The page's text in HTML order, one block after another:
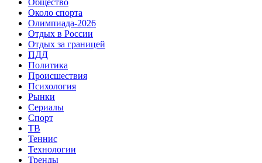
Около спорта
Олимпиада-2026
Отдых в России
Отдых за границей
ПДД
Политика
Происшествия
Психология
Рынки
Сериалы
Спорт
ТВ
Теннис
Технологии
Тренды